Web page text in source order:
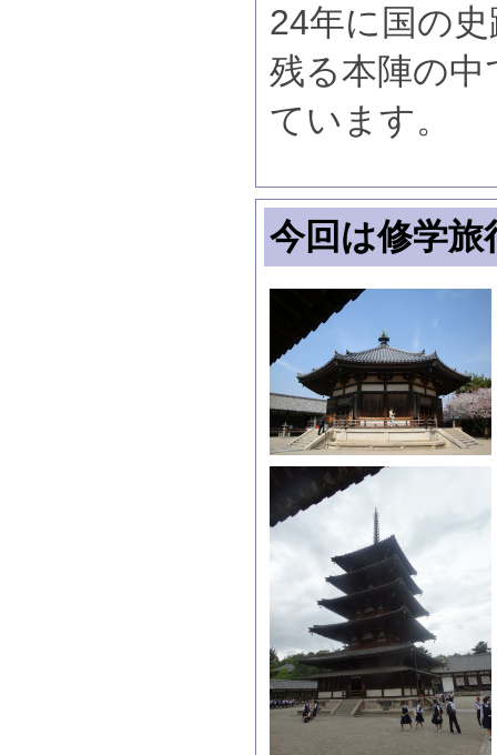
24年に国の
残る本陣の
ています。
今回は修学